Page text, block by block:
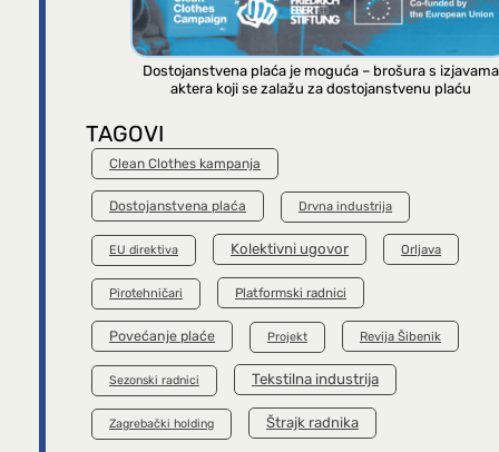
Dostojanstvena plaća je moguća – brošura s izjavama
aktera koji se zalažu za dostojanstvenu plaću
TAGOVI
Clean Clothes kampanja
Dostojanstvena plaća Drvna industrija
EU direktiva Kolektivni ugovor Orljava
Pirotehničari Platformski radnici
Povećanje plaće Projekt Revija Šibenik
Sezonski radnici Tekstilna industrija
Zagrebački holding Štrajk radnika